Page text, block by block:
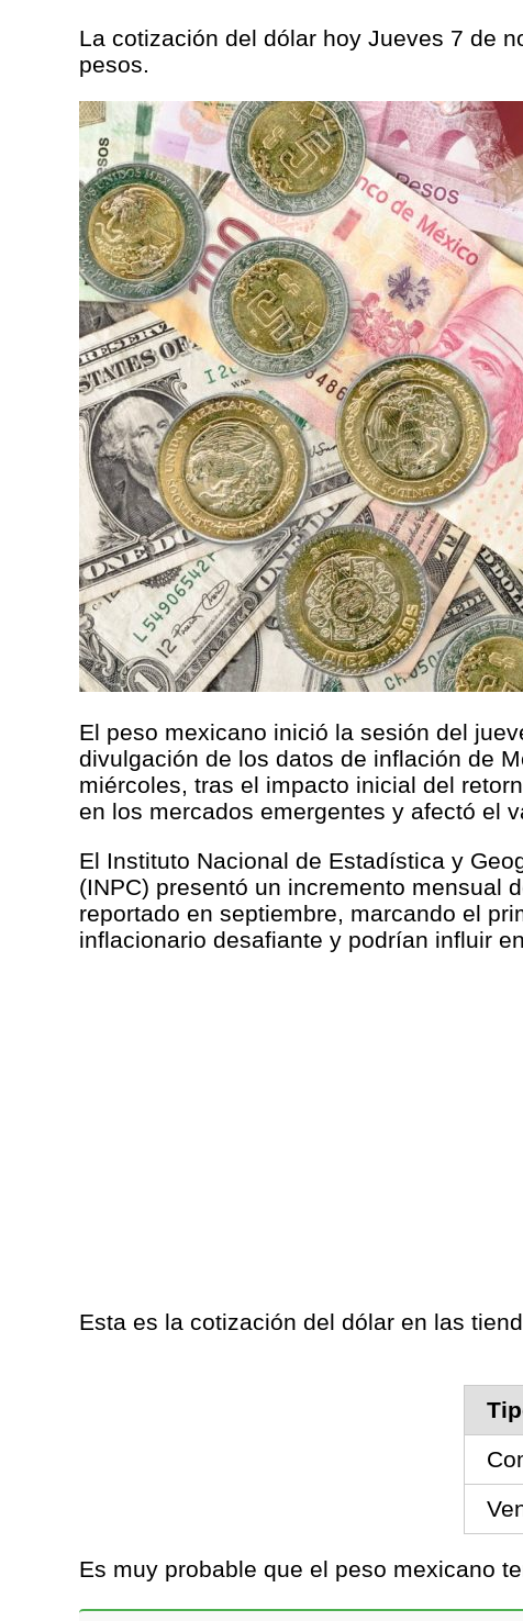
La cotización del dólar hoy Jueves 7 de
pesos.
El peso mexicano inició la sesión del
divulgación de los datos de inflación de
miércoles, tras el impacto inicial del
en los mercados emergentes y afectó el
El Instituto Nacional de Estadística y
(INPC) presentó un incremento mensual
reportado en septiembre, marcando el
inflacionario desafiante y podrían influir
Esta es la cotización del dólar en las
Es muy probable que el peso mexicano